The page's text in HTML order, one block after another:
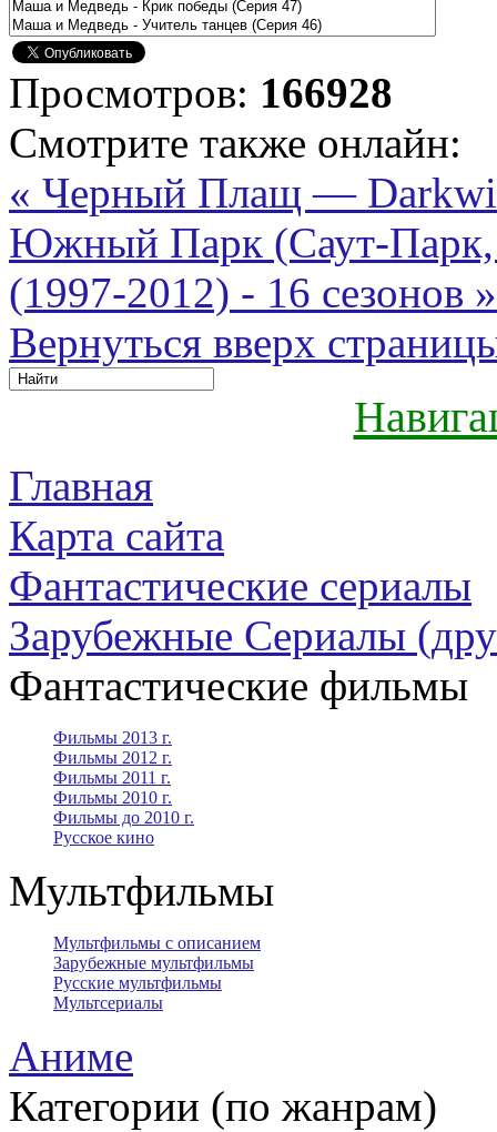
Просмотров: 166928
Смотрите также онлайн:
« Черный Плащ —
Южный Парк (Саут-
(1997-2012) - 16 сезонов »
Вернуться вверх
Главная
Карта сайта
Фантастические сериалы
Зарубежные Сериалы
Фантастические фильмы
Фильмы 2013 г.
Фильмы 2012 г.
Фильмы 2011 г.
Фильмы 2010 г.
Фильмы до 2010 г.
Русское кино
Мультфильмы
Мультфильмы с описанием
Зарубежные мультфильмы
Русские мультфильмы
Мультсериалы
Аниме
Категории (по жанрам)